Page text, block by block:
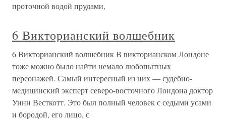
проточной водой прудами,
6 Викторианский волшебник
6 Викторианский волшебник В викторианском Лондоне
тоже можно было найти немало любопытных
персонажей. Самый интересный из них — судебно-
медицинский эксперт северо-восточного Лондона доктор
Уинн Весткотт. Это был полный человек с седыми усами
и бородой, его лицо, с